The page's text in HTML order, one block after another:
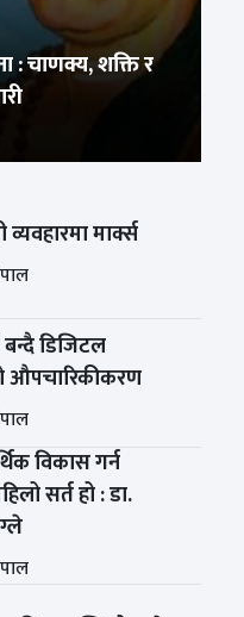
: चाणक्य, शक्ति र
व्यवहारमा मार्क्स
बन्दै डिजिटल
औपचारिकीकरण
विकास गर्न
सर्त हो : डा.